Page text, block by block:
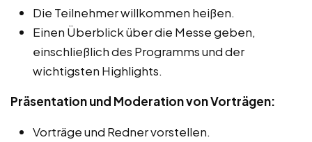
Die Teilnehmer willkommen heißen.
Einen Überblick über die Messe geben,
einschließlich des Programms und der
wichtigsten Highlights.
Präsentation und Moderation von Vorträgen:
Vorträge und Redner vorstellen.